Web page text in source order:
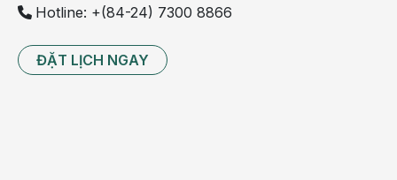
Vàng da
Thẩm mật phúc mạc
Hotline: +(84-24) 7300 8866
ĐẶT LỊCH NGAY